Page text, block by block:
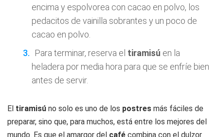
encima y espolvorea con cacao en polvo, los
pedacitos de vainilla sobrantes y un poco de
cacao en polvo.
Para terminar, reserva el tiramisú en la
heladera por media hora para que se enfríe bien
antes de servir.
El tiramisú no solo es uno de los postres más fáciles de
preparar, sino que, para muchos, está entre los mejores del
mundo. Es que el amargor del café combina con el dulzor